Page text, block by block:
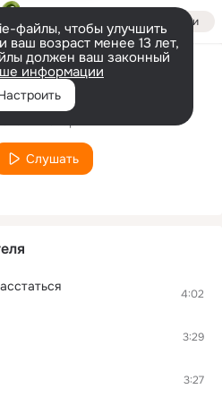
Войти
файлы, чтобы улучшить
ваш возраст менее 13 лет,
должен ваш законный
информации
Слушать
4:02
3:29
3:27